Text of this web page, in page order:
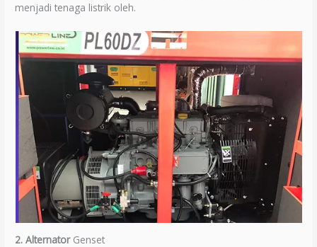
menjadi tenaga listrik oleh.
2. AlternatorGenset